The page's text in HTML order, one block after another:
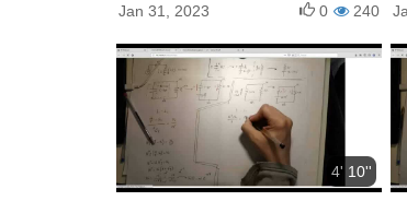
Jan 31, 2023 240
0
4' 10''